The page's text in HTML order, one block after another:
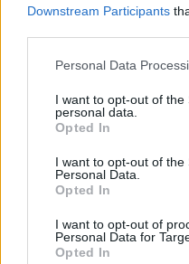
Downstream Participants
Please note that this
not limited to your visit or
grant or deny consent to
use your data for below
consent section.
Personal Data
I want to opt-out of the
personal data.
Opted In
I want to opt-out of the
Personal Data.
Opted In
I want to opt-out of
Personal Data for
Opted In
κόρης της από τις
08.08.2026